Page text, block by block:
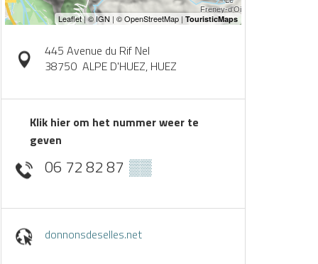
445 Avenue du Rif Nel
38750 ALPE D'HUEZ, HUEZ
Klik hier om het nummer weer te
geven
06 72 82 87 ▒▒
donnonsdeselles.net